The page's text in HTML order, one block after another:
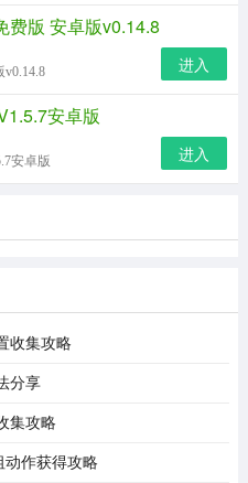
费版 安卓版v0.14.8
v0.14.8 进入
安卓版
安卓版 进入
收集攻略
分享
集攻略
动作获得攻略